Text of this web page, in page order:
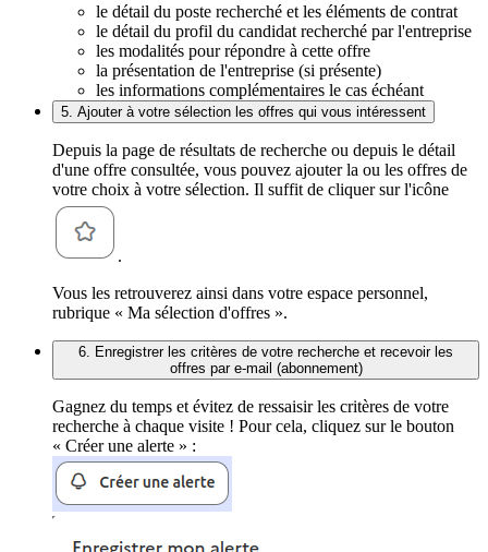
le détail du poste recherché et les éléments de contrat
le détail du profil du candidat recherché par l'entreprise
les modalités pour répondre à cette offre
la présentation de l'entreprise (si présente)
les informations complémentaires le cas échéant
5. Ajouter à votre sélection les offres qui vous intéressent
Depuis la page de résultats de recherche ou depuis le détail
d'une offre consultée, vous pouvez ajouter la ou les offres de
votre choix à votre sélection. Il suffit de cliquer sur l'icône
.
Vous les retrouverez ainsi dans votre espace personnel,
rubrique « Ma sélection d'offres ».
6. Enregistrer les critères de votre recherche et recevoir les
offres par e-mail (abonnement)
Gagnez du temps et évitez de ressaisir les critères de votre
recherche à chaque visite ! Pour cela, cliquez sur le bouton
« Créer une alerte » :